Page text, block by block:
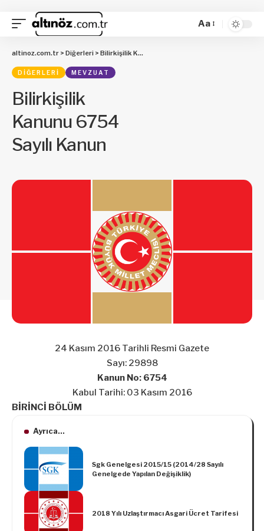
Aa
altinoz.com.tr > Diğerleri > Bilirkişilik Kanunu 6754 Sayılı Kanun
DIĞERLERI MEVZUAT
Bilirkişilik
Kanunu 6754
Sayılı Kanun
24 Kasım 2016 Tarihli Resmi Gazete
Sayı: 29898
Kanun No: 6754
Kabul Tarihi: 03 Kasım 2016
BİRİNCİ BÖLÜM
Ayrıca...
Sgk Genelgesi 2015/15 (2014/28 Sayılı
Genelgede Yapılan Değişiklik)
2018 Yılı Uzlaştırmacı Asgari Ücret Tarifesi